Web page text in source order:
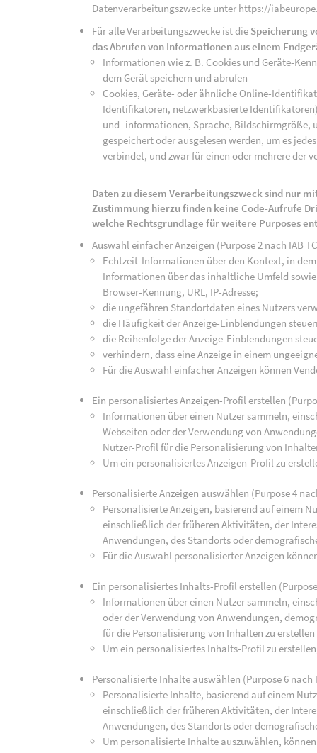
Datenverarbeitungszwecke unter https://
Für alle Verarbeitungszwecke ist die Speicherung
das Abrufen von Informationen aus einem
Informationen wie z. B. Cookies und Geräte-
dem Gerät speichern und abrufen
Cookies, Geräte- oder ähnliche Online-
Identifikatoren, netzwerkbasierte
und -informationen, Sprache, Bildschirmgröße,
gespeichert oder ausgelesen werden, um es
verbindet, und zwar für einen oder mehrere der
Daten zu diesem Verarbeitungszweck sind nur
Zustimmung hierzu finden keine Code-Aufrufe
welche Rechtsgrundlage für weitere Purposes
Auswahl einfacher Anzeigen (Purpose 2 nach IAB
Echtzeit-Informationen über den Kontext, in
Informationen über das inhaltliche Umfeld
Browser-Kennung, URL, IP-Adresse;
die ungefähren Standortdaten eines Nutzers
die Häufigkeit der Anzeige-Einblendungen
die Reihenfolge der Anzeige-Einblendungen
verhindern, dass eine Anzeige in einem
Für die Auswahl einfacher Anzeigen können
Ein personalisiertes Anzeigen-Profil erstellen
Informationen über einen Nutzer sammeln,
Webseiten oder der Verwendung von
Nutzer-Profil für die Personalisierung von
Um ein personalisiertes Anzeigen-Profil zu
Personalisierte Anzeigen auswählen (Purpose 4
Personalisierte Anzeigen, basierend auf einem
einschließlich der früheren Aktivitäten, der
Anwendungen, des Standorts oder
Für die Auswahl personalisierter Anzeigen
Ein personalisiertes Inhalts-Profil erstellen
Informationen über einen Nutzer sammeln,
oder der Verwendung von Anwendungen,
für die Personalisierung von Inhalten zu
Um ein personalisiertes Inhalts-Profil zu
Personalisierte Inhalte auswählen (Purpose 6 nach
Personalisierte Inhalte, basierend auf einem
einschließlich der früheren Aktivitäten, der
Anwendungen, des Standorts oder
Um personalisierte Inhalte auszuwählen,